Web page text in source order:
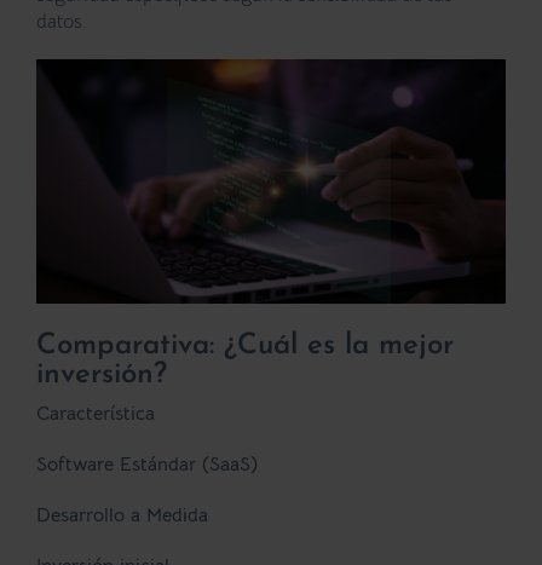
datos.
Comparativa: ¿Cuál es la mejor
inversión?
Característica
Software Estándar (SaaS)
Desarrollo a Medida